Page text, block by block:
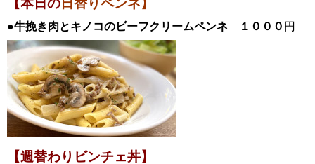
【本日の 日替りペンネ】
●牛挽き肉とキノコのビーフクリームペンネ １０００ 円
【週替わりビンチェ丼】